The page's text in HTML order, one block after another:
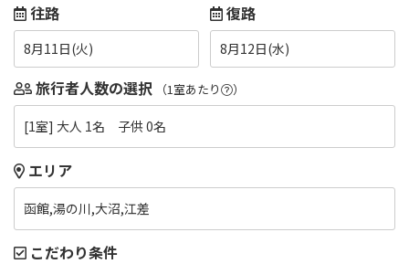
往路
8月11日(火)
復路
8月12日(水)
旅行者人数の選択 （1室あたり ）
[1室] 大人 1名 子供 0名
エリア
函館,湯の川,大沼,江差
こだわり条件